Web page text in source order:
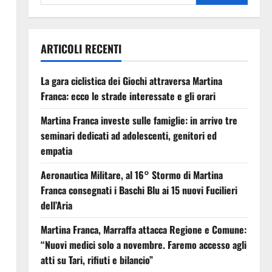
ARTICOLI RECENTI
La gara ciclistica dei Giochi attraversa Martina
Franca: ecco le strade interessate e gli orari
Martina Franca investe sulle famiglie: in arrivo tre
seminari dedicati ad adolescenti, genitori ed
empatia
Aeronautica Militare, al 16° Stormo di Martina
Franca consegnati i Baschi Blu ai 15 nuovi Fucilieri
dell’Aria
Martina Franca, Marraffa attacca Regione e Comune:
“Nuovi medici solo a novembre. Faremo accesso agli
atti su Tari, rifiuti e bilancio”